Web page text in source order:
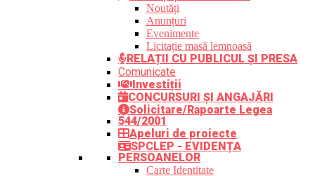
Noutăți
Anunțuri
Evenimente
Licitație masă lemnoasă
RELAȚII CU PUBLICUL ȘI PRESA
Comunicate
Investiții
CONCURSURI ȘI ANGAJĂRI
Solicitare/Rapoarte Legea
544/2001
Apeluri de proiecte
SPCLEP - EVIDENȚA
PERSOANELOR
Carte Identitate